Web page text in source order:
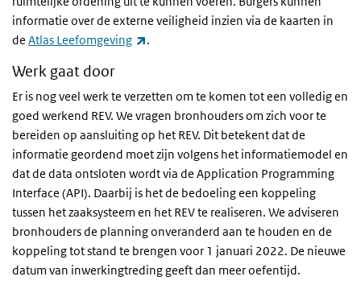
informatie over de externe veiligheid inzien via de kaarten in
de Atlas Leefomgeving (externe link)
.
Werk gaat door
Er is nog veel werk te verzetten om te komen tot een volledig en
goed werkend REV. We vragen bronhouders om zich voor te
bereiden op aansluiting op het REV. Dit betekent dat de
informatie geordend moet zijn volgens het informatiemodel en
dat de data ontsloten wordt via de Application Programming
Interface (API). Daarbij is het de bedoeling een koppeling
tussen het zaaksysteem en het REV te realiseren. We adviseren
bronhouders de planning onveranderd aan te houden en de
koppeling tot stand te brengen voor 1 januari 2022. De nieuwe
datum van inwerkingtreding geeft dan meer oefentijd.